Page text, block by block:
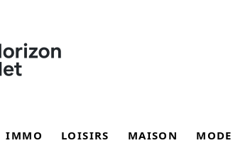
IMMO LOISIRS MAISON MODE